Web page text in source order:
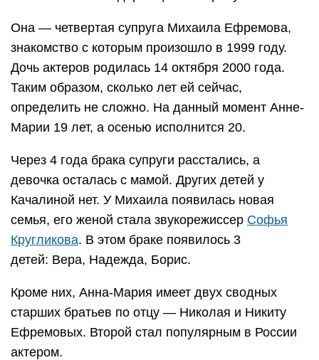
Она — четвертая супруга Михаила Ефремова,
знакомство с которым произошло в 1999 году.
Дочь актеров родилась 14 октября 2000 года.
Таким образом, сколько лет ей сейчас,
определить не сложно. На данный момент Анне-
Марии 19 лет, а осенью исполнится 20.
Через 4 года брака супруги расстались, а
девочка осталась с мамой. Других детей у
Качалиной нет. У Михаила появилась новая
семья, его женой стала звукорежиссер Софья
Кругликова. В этом браке появилось 3
детей: Вера, Надежда, Борис.
Кроме них, Анна-Мария имеет двух сводных
старших братьев по отцу — Николая и Никиту
Ефремовых. Второй стал популярным в России
актером.